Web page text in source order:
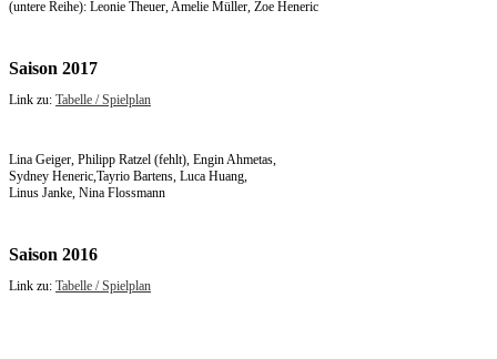
(untere Reihe): Leonie Theuer, Amelie Müller, Zoe Heneric
Saison 2017
Link zu: Tabelle / Spielplan
Lina Geiger, Philipp Ratzel (fehlt), Engin Ahmetas,
Sydney Heneric,Tayrio Bartens, Luca Huang,
Linus Janke, Nina Flossmann
Saison 2016
Link zu: Tabelle / Spielplan